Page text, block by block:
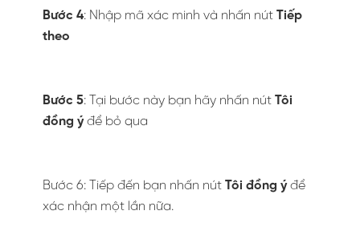
Bước 4: Nhập mã xác minh và nhấn nút Tiếp
theo
Bước 5: Tại bước này bạn hãy nhấn nút Tôi
đồng ýđể bỏ qua
Bước 6: Tiếp đến bạn nhấn nút Tôi đồng ýđể
xác nhận một lần nữa.